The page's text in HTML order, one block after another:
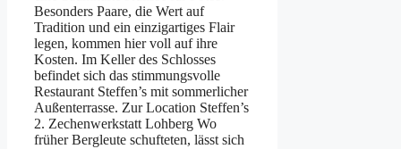
Besonders Paare, die Wert auf
Tradition und ein einzigartiges Flair
legen, kommen hier voll auf ihre
Kosten. Im Keller des Schlosses
befindet sich das stimmungsvolle
Restaurant Steffen’s mit sommerlicher
Außenterrasse. Zur Location Steffen’s
2. Zechenwerkstatt Lohberg Wo
früher Bergleute schufteten, lässt sich